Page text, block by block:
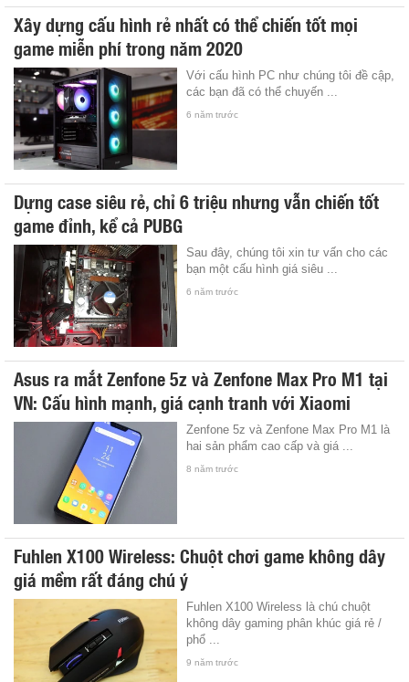
Xây dựng cấu hình rẻ nhất có thể chiến tốt mọi
game miễn phí trong năm 2020
Với cấu hình PC như chúng tôi đề cập,
các bạn đã có thể chuyến ...
6 năm trước
Dựng case siêu rẻ, chỉ 6 triệu nhưng vẫn chiến tốt
game đỉnh, kể cả PUBG
Sau đây, chúng tôi xin tư vấn cho các
bạn một cấu hình giá siêu ...
6 năm trước
Asus ra mắt Zenfone 5z và Zenfone Max Pro M1 tại
VN: Cấu hình mạnh, giá cạnh tranh với Xiaomi
Zenfone 5z và Zenfone Max Pro M1 là
hai sản phẩm cao cấp và giá ...
8 năm trước
Fuhlen X100 Wireless: Chuột chơi game không dây
giá mềm rất đáng chú ý
Fuhlen X100 Wireless là chú chuột
không dây gaming phân khúc giá rẻ /
phổ ...
9 năm trước